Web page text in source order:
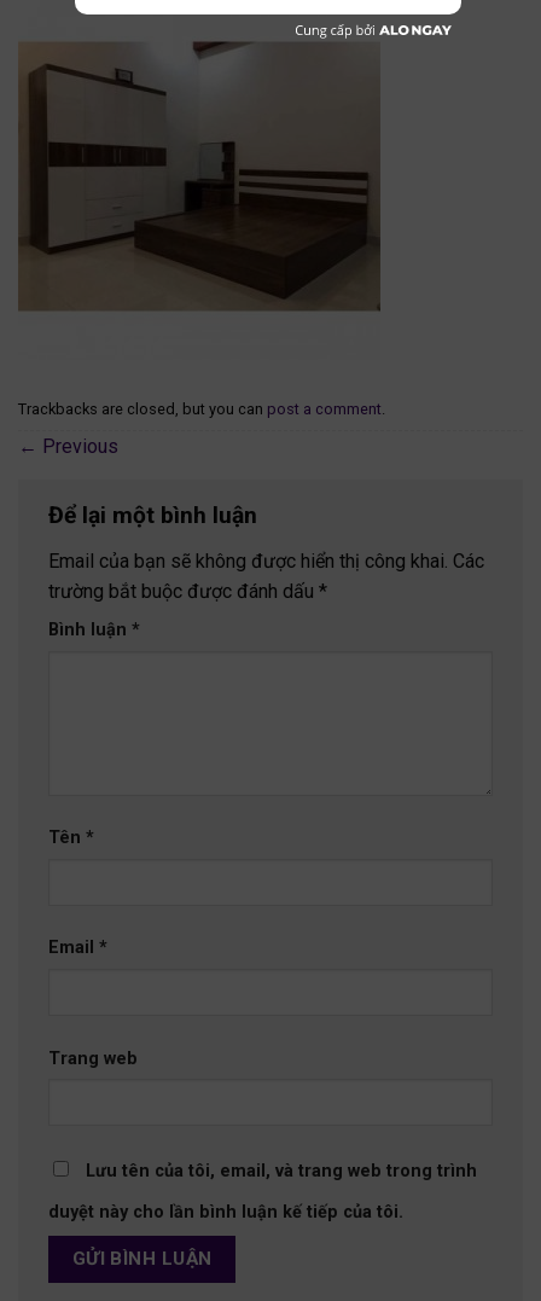
Trackbacks are closed, but you can post a comment
← Previous
Để lại một bình luận
Email của bạn sẽ không được hiển thị công khai. Các
trường bắt buộc được đánh dấu *
Bình luận *
Tên *
Email *
Trang web
Lưu tên của tôi, email, và trang web trong trình
duyệt này cho lần bình luận kế tiếp của tôi.